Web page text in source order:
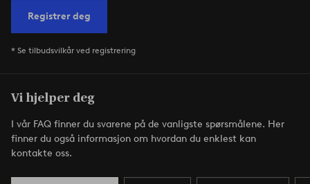
Registrer deg
* Se tilbudsvilkår ved registrering
Vi hjelper deg
I vår FAQ finner du svarene på de vanligste spørsmålene. Her
finner du også informasjon om hvordan du enklest kan
kontakte oss.